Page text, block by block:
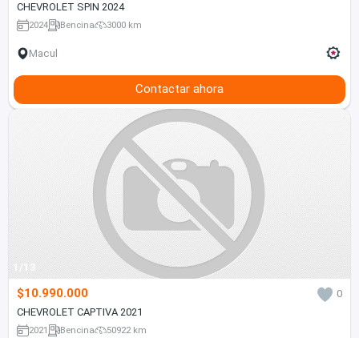
CHEVROLET SPIN 2024
2024 Bencina 3000 km
Macul
Contactar ahora
1/13
$10.990.000
0
CHEVROLET CAPTIVA 2021
2021 Bencina 50922 km